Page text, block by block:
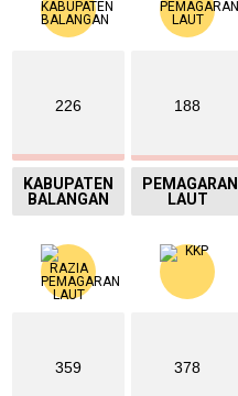
226
KABUPATEN
BALANGAN
188
PEMAGARAN
LAUT
359 378